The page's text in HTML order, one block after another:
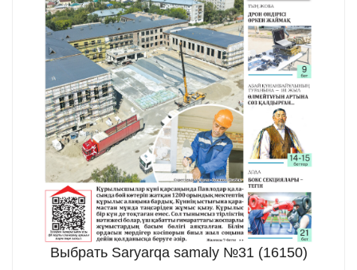
Выбрать Saryarqa samaly №31 (16150)